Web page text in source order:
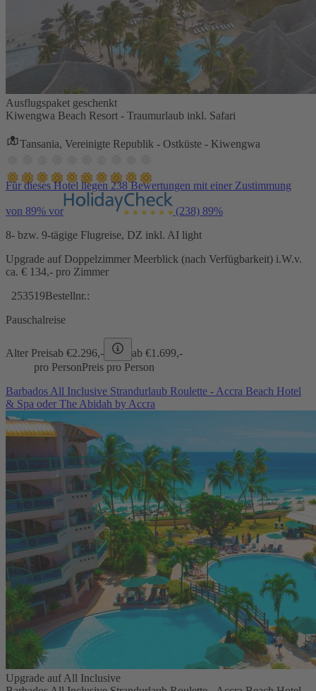
Ausflugspaket geschenkt
Kiwengwa Beach Resort - Traumurlaub inkl. Safari
Tansania, Vereinigte Republik - Ostküste - Kiwengwa
Für dieses Hotel liegen 238 Bewertungen mit einer Zustimmung
von 89% vor (238) 89%
8- bzw. 9-tägige Flugreise, DZ inkl. AI light
Upgrade auf Doppelzimmer Meerblick (nach Verfügbarkeit) i.W.v.
ca. € 134,- pro Zimmer
253519Bestellnr.:
Pauschalreise
Alter Preisab €2.296,- ab €1.699,-
pro PersonPreis pro Person
Barbados All Inclusive Strandurlaub Roulette - Accra Beach Hotel
& Spa oder The Abidah by Accra
Upgrade auf All Inclusive